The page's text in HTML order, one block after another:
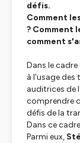
défis.
Comment
? Comment
comment
Dans le
à l'usage des
auditrices de
comprendre
défis de la
Dans ce
Parmi eux,